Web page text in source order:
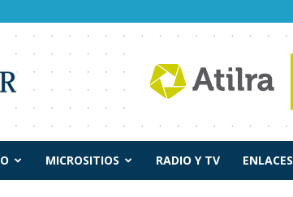
MICROSITIOS RADIO Y TV ENLACES